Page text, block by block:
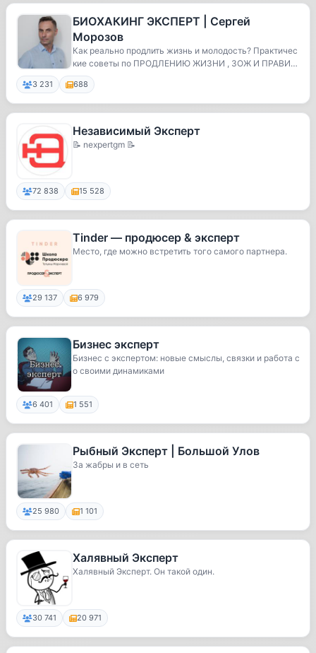
БИОХАКИНГ ЭКСПЕРТ | Сергей
Морозов
Как реально продлить жизнь и молодость? Практичес
кие советы по ПРОДЛЕНИЮ ЖИЗНИ , ЗОЖ И ПРАВИЛ
ЬНОМ...
3 231 688
Независимый Эксперт
📝 nexpertgm 📝
72 838 15 528
Tinder — продюсер & эксперт
Место, где можно встретить того самого партнера.
29 137 6 979
Бизнес эксперт
Бизнес с экспертом: новые смыслы, связки и работа с
о своими динамиками
6 401 1 551
Рыбный Эксперт | Большой Улов
За жабры и в сеть
25 980 1 101
Халявный Эксперт
Халявный Эксперт. Он такой один.
30 741 20 971